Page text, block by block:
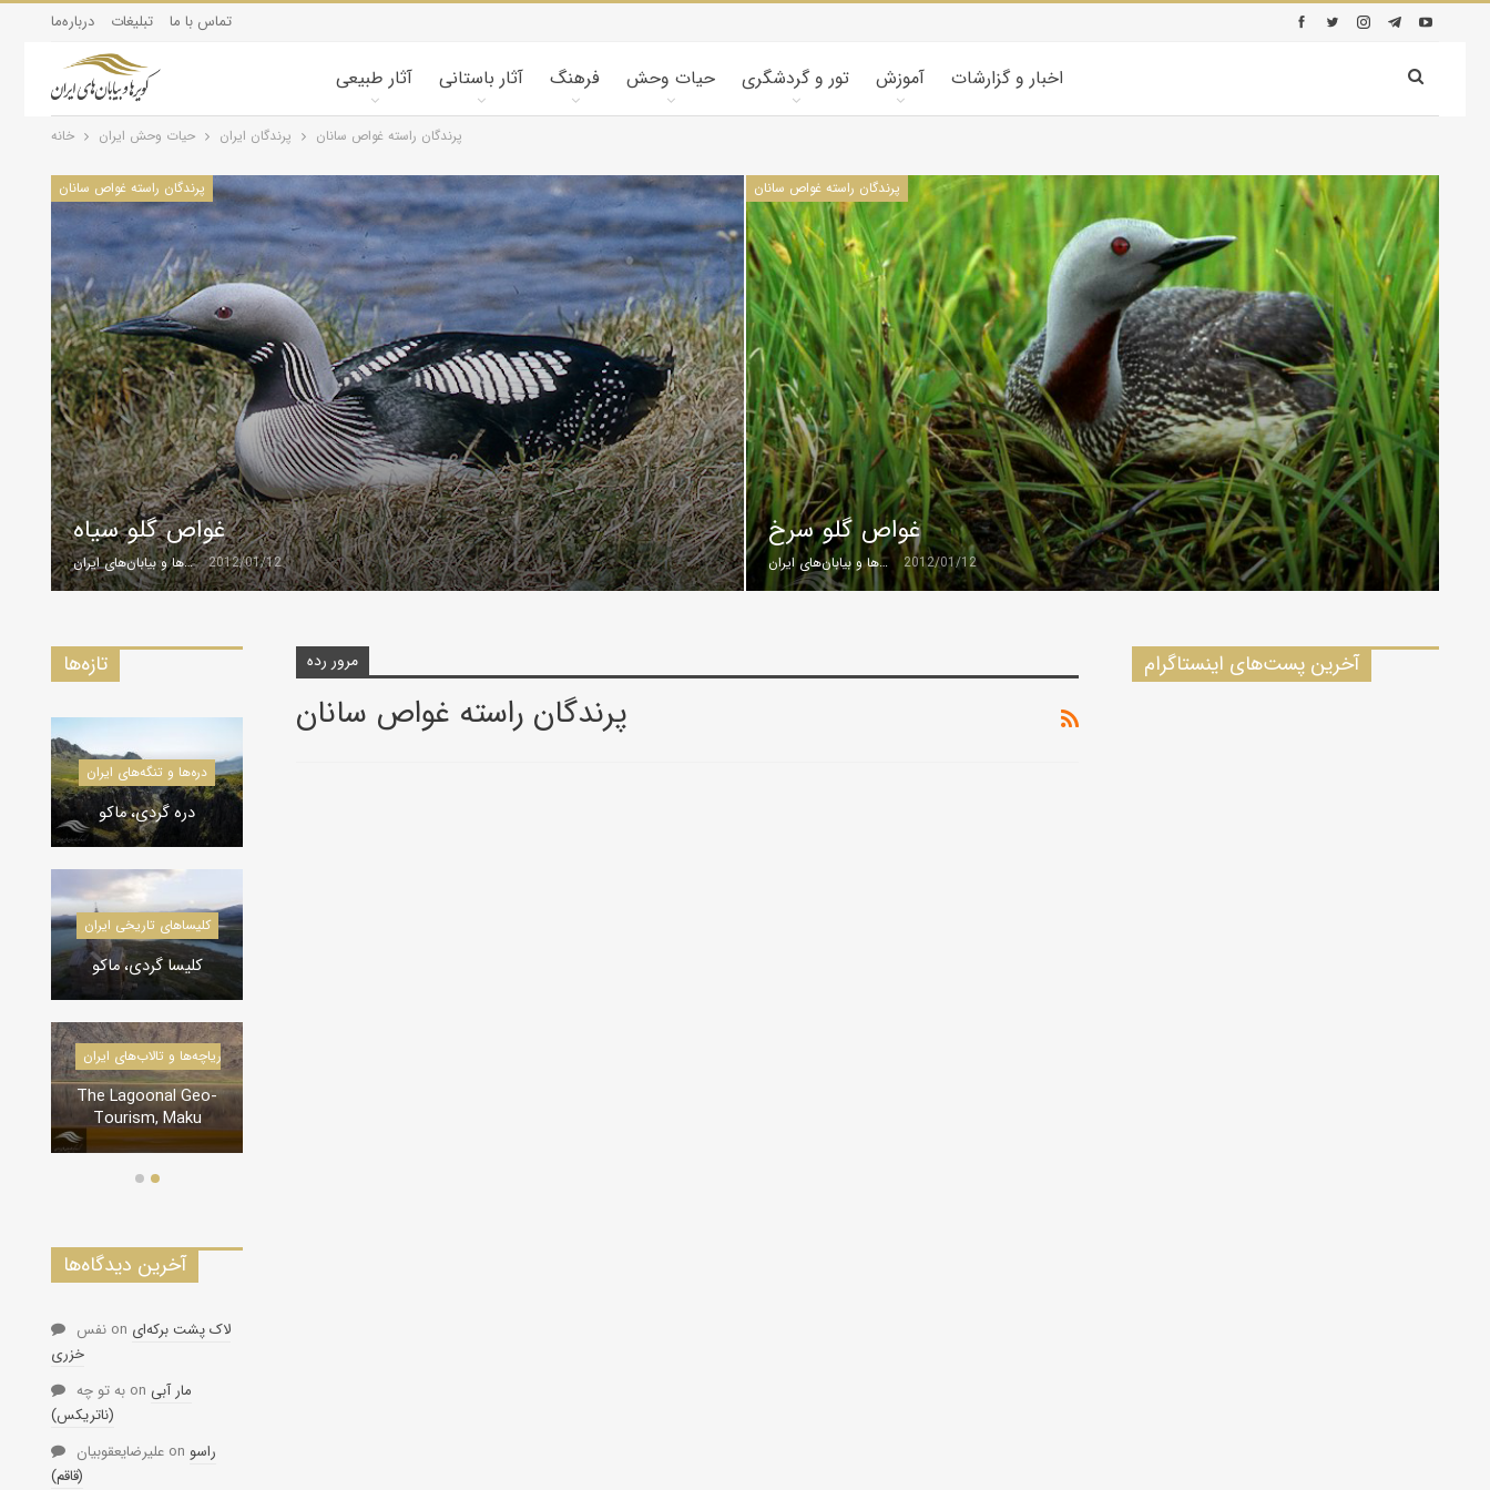
درباره‌ما تبلیغات تماس با ما
آثار طبیعی آثار باستانی فرهنگ حیات وحش تور و گردشگری آموزش اخبار و گزارشات
خانه حیات وحش ایران پرندگان ایران پرندگان راسته غواص سانان
پرندگان راسته غواص سانان
غواص گلو سیاه
گروه کویرها و بیابان‌های ایران 2012/01/12
پرندگان راسته غواص سانان
غواص گلو سرخ
گروه کویرها و بیابان‌های ایران 2012/01/12
مرور رده
پرندگان راسته غواص سانان
آخرین پست‌های اینستاگرام تازه‌ها
دره‌ها و تنگه‌های ایران
دره گردی، ماکو
کلیسا‌های تاریخی ایران
کلیسا گردی، ماکو
درياچه‌‌ها و تالاب‌های ایران
The Lagoonal Geo-
Tourism, Maku
آخرین دیدگاه‌ها
نفس on لاک پشت برکه‌ای
خزری
به تو چه on مار آبی
(ناتریکس)
علیرضایعقوبیان on راسو
(قاقم)